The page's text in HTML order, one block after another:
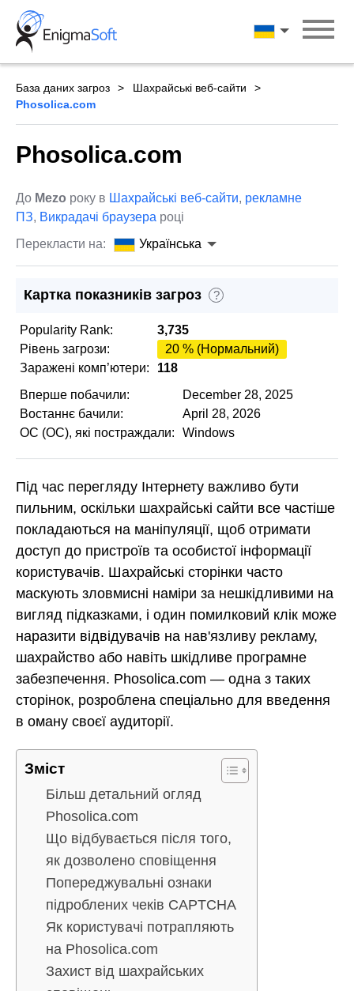
Skip
content
Українська
База даних загроз
Шахрайські веб-сайти
Phosolica.com
Phosolica.com
До Mezo року в Шахрайські веб-сайти, рекламне
ПЗ, Викрадачі браузера році
Перекласти на:
Українська
Картка показників загроз ?
Popularity Rank:
3,735
Рівень загрози:
20 % (Нормальний)
Заражені комп’ютери:
118
Вперше побачили:
December 28, 2025
Востаннє бачили:
April 28, 2026
ОС (ОС), які постраждали:
Windows
Під час перегляду Інтернету важливо бути
пильним, оскільки шахрайські сайти все частіше
покладаються на маніпуляції, щоб отримати
доступ до пристроїв та особистої інформації
користувачів. Шахрайські сторінки часто
маскують зловмисні наміри за нешкідливими на
вигляд підказками, і один помилковий клік може
наразити відвідувачів на нав'язливу рекламу,
шахрайство або навіть шкідливе програмне
забезпечення. Phosolica.com — одна з таких
сторінок, розроблена спеціально для введення
в оману своєї аудиторії.
Зміст
Більш детальний огляд
Phosolica.com
Що відбувається після того,
як дозволено сповіщення
Попереджувальні ознаки
підроблених чеків CAPTCHA
Як користувачі потрапляють
на Phosolica.com
Захист від шахрайських